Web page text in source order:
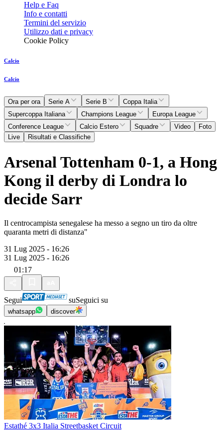
Help e Faq
Info e contatti
Termini del servizio
Utilizzo dati e privacy
Cookie Policy
Calcio
Calcio
Ora per ora Serie A Serie B
Coppa Italia
Supercoppa Italiana
Champions League
Europa League
Conference League
Calcio Estero Squadre Video
Foto
Live
Risultati e Classifiche
Arsenal Tottenham 0-1, a Hong
Kong il derby di Londra lo
decide Sarr
Il centrocampista senegalese ha messo a segno un tiro da oltre
quaranta metri di distanza"
31 Lug 2025 - 16:26
31 Lug 2025 - 16:26
01:17
Segui suSeguici su
whatsapp discover
Estathé 3x3 Italia Streetbasket Circuit